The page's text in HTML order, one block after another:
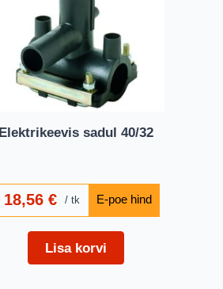
Elektrikeevis sadul 40/32
18,56 € tk
Lisa korvi